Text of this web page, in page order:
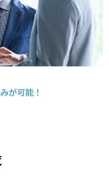
が可能！